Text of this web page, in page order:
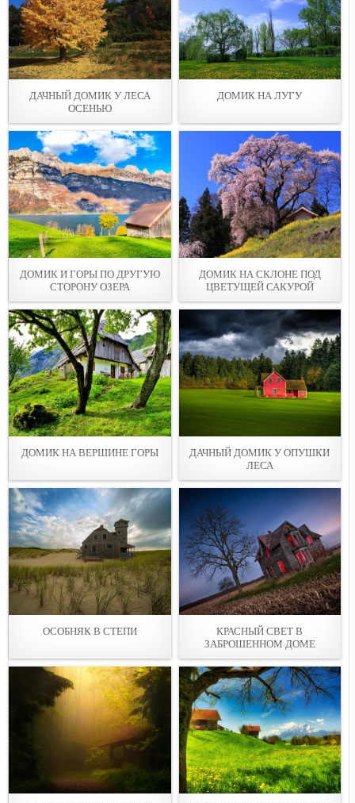
ДАЧНЫЙ ДОМИК У ЛЕСА
ОСЕНЬЮ
ДОМИК НА ЛУГУ
ДОМИК И ГОРЫ ПО ДРУГУЮ
СТОРОНУ ОЗЕРА
ДОМИК НА СКЛОНЕ ПОД
ЦВЕТУЩЕЙ САКУРОЙ
ДОМИК НА ВЕРШИНЕ ГОРЫ
ДАЧНЫЙ ДОМИК У ОПУШКИ
ЛЕСА
ОСОБНЯК В СТЕПИ
КРАСНЫЙ СВЕТ В
ЗАБРОШЕННОМ ДОМЕ